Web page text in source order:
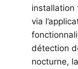
installation
via
détection
nocturne,